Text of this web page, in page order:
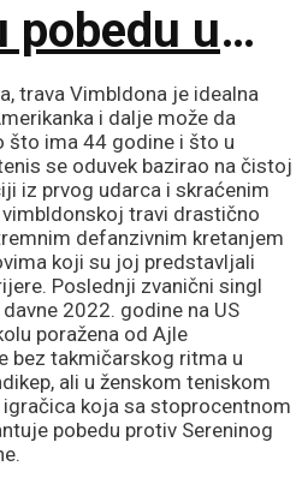
pobedu u
trava Vimbldona je idealna
i dalje može da
što ima 44 godine i što u
se oduvek bazirao na čistoj
iz prvog udarca i skraćenim
travi drastično
defanzivnim kretanjem
koji su joj predstavljali
Poslednji zvanični singl
2022. godine na US
poražena od Ajle
bez takmičarskog ritma u
ali u ženskom teniskom
koja sa stoprocentnom
pobedu protiv Sereninog